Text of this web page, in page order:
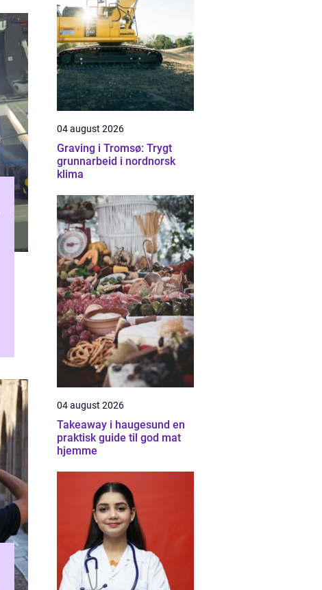
04 august 2026
Graving i Tromsø: Trygt
grunnarbeid i nordnorsk
klima
04 august 2026
Takeaway i haugesund en
praktisk guide til god mat
hjemme